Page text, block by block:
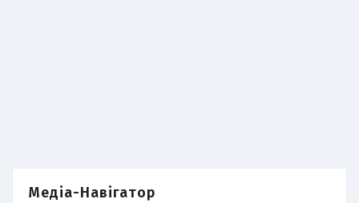
Медіа-Навігатор